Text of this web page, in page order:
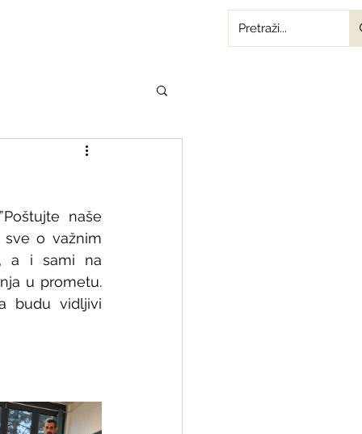
naše
sve o važnim
a i sami na
u prometu.
budu vidljivi